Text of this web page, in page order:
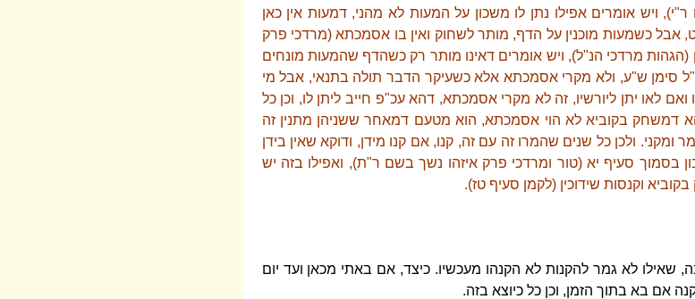
ויש אומרים אפילו נתן לו משכון על המעות לא מהני, דמעות אין כאן
אבל כשמעות מוכנין על הדף, מותר לשחוק ואין בו אסמכתא (מרדכי פרק
(הגהות מרדכי הנ"ל), ויש אומרים דאינו מותר רק כשהדף שהמעות מונחים
סימן ש"ע, ולא מקרי אסמכתא אלא כשעיקר הדבר תולה בתנאי, אבל מי
לאו יתן ליורשיו, זה לא מקרי אסמכתא, דהא עכ"פ חייב ליתן לו, וכן כל
דמשחק בקוביא לא הוי אסמכתא, הוא מטעם דמאחר ששניהן מתנין זה
ומקני. ולכן כל שנים שהמרו זה עם זה, קנו, אם קנו מידן, ודוקא שאין בידן
בסמוך סעיף יא (טור ומרדכי פרק איזהו נשך בשם ר"ת), ואפילו בזה יש
וקנסות שידוכין (לקמן סעיף טז).
שאילו לא גמר להקנות לא הקנהו מעכשיו. כיצד, אם באתי מכאן ועד יום
אם בא בתוך הזמן, וכן כל כיוצא בזה.